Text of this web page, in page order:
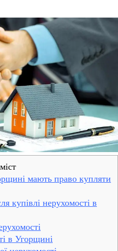
мають право купляти
купівлі нерухомості в
в Угорщині